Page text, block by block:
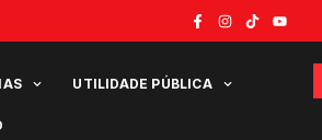
UTILIDADE PÚBLICA